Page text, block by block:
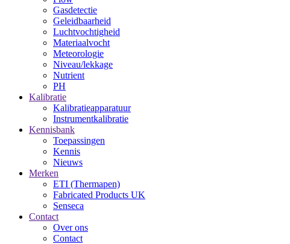
Gasdetectie
Geleidbaarheid
Luchtvochtigheid
Materiaalvocht
Meteorologie
Niveau/lekkage
Nutrient
PH
Kalibratie
Kalibratieapparatuur
Instrumentkalibratie
Kennisbank
Toepassingen
Kennis
Nieuws
Merken
ETI (Thermapen)
Fabricated Products UK
Senseca
Contact
Over ons
Contact